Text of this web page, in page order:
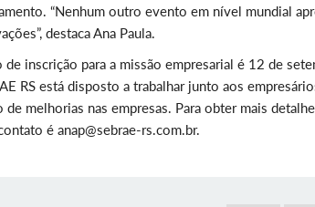
“Nenhum outro evento em nível mundial
destaca Ana Paula.
inscrição para a missão empresarial é 12 de
RS está disposto a trabalhar junto aos
melhorias nas empresas. Para obter mais
é anap@sebrae-rs.com.br.